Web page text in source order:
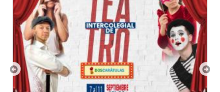
Previous